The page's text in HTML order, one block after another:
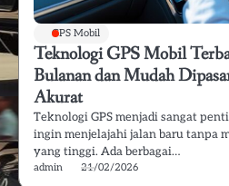
GPS Mobil
Teknologi GPS Mobil
Bulanan dan Mudah
Akurat
Teknologi GPS menjadi sangat
ingin menjelajahi jalan baru tanpa
yang tinggi. Ada berbagai…
admin 21/02/2026